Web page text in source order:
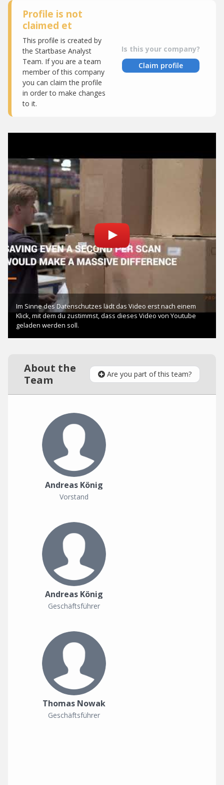
Profile is not
claimed et
This profile is created by
the Startbase Analyst
Team. If you are a team
member of this company
you can claim the profile
in order to make changes
to it.
Is this your company?
Claim profile
About the
Team
Are you part of this team?
Andreas König
Vorstand
Andreas König
Geschäftsführer
Thomas Nowak
Geschäftsführer